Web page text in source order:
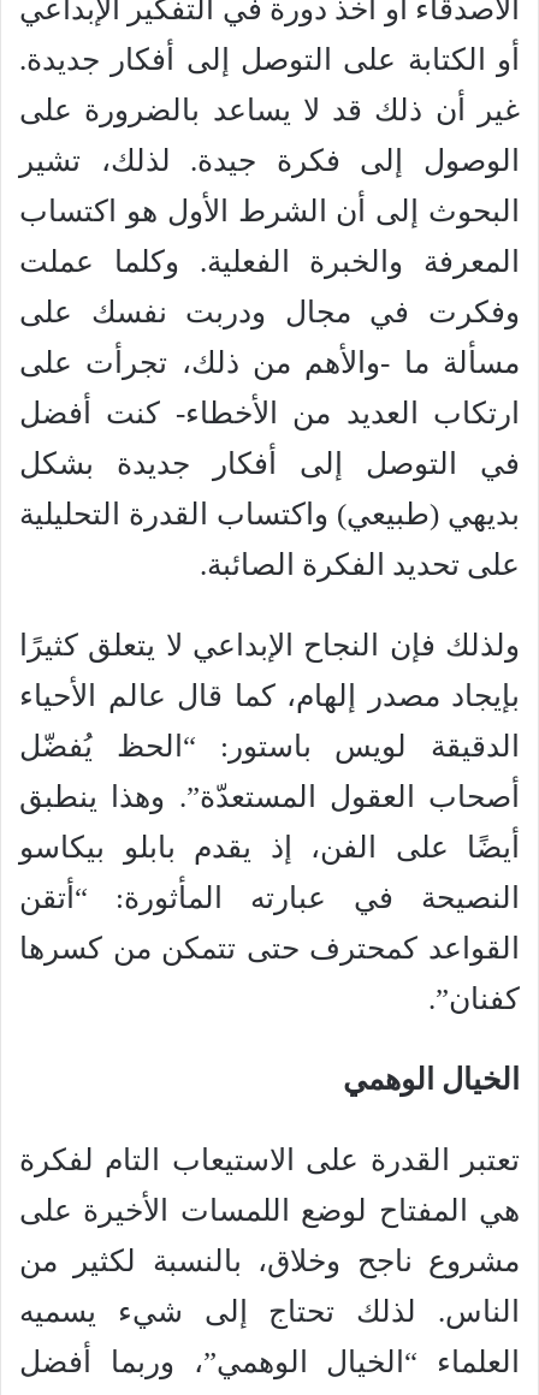
الأصدقاء أو أخذ دورة في التفكير الإبداعي
أو الكتابة على التوصل إلى أفكار جديدة.
غير أن ذلك قد لا يساعد بالضرورة على
الوصول إلى فكرة جيدة. لذلك، تشير
البحوث إلى أن الشرط الأول هو اكتساب
المعرفة والخبرة الفعلية. وكلما عملت
وفكرت في مجال ودربت نفسك على
مسألة ما -والأهم من ذلك، تجرأت على
ارتكاب العديد من الأخطاء- كنت أفضل
في التوصل إلى أفكار جديدة بشكل
بديهي (طبيعي) واكتساب القدرة التحليلية
على تحديد الفكرة الصائبة.
ولذلك فإن النجاح الإبداعي لا يتعلق كثيرًا
بإيجاد مصدر إلهام، كما قال عالم الأحياء
الدقيقة لويس باستور: “الحظ يُفضّل
أصحاب العقول المستعدّة”. وهذا ينطبق
أيضًا على الفن، إذ يقدم بابلو بيكاسو
النصيحة في عبارته المأثورة: “أتقن
القواعد كمحترف حتى تتمكن من كسرها
كفنان”.
الخيال الوهمي
تعتبر القدرة على الاستيعاب التام لفكرة
هي المفتاح لوضع اللمسات الأخيرة على
مشروع ناجح وخلاق، بالنسبة لكثير من
الناس. لذلك تحتاج إلى شيء يسميه
العلماء “الخيال الوهمي”، وربما أفضل